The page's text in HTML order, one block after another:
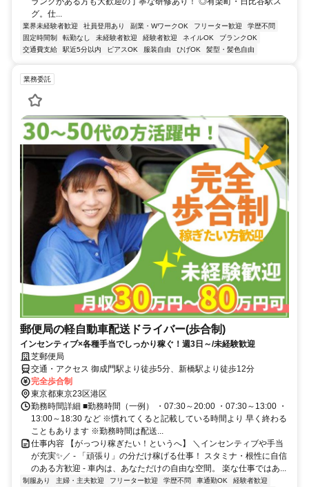
グ。仕...
業界未経験者歓迎 社員登用あり 副業・WワークOK フリーター歓迎
学歴不問
固定時間制
転勤なし 未経験者歓迎 経験者歓迎 ネイルOK
ブランクOK
交通費支給
駅近5分以内 ピアスOK 服装自由 ひげOK 髪型・髪色自由
業務委託
郵便局の軽自動車配送ドライバー(歩合制)
インセンティブ×各種手当でしっかり稼ぐ！週3日～/未経験歓迎
芝郵便局
交通・アクセス 御成門駅より徒歩5分、新橋駅より徒歩12分
完全歩合制
東京都東京23区港区
勤務時間詳細 ■勤務時間（一例） ・07:30～20:00 ・07:30～13:00 ・
13:00～18:30 など ※慣れてくると記載している時間より 早く終わる
こともあります ※勤務時間は配送...
仕事内容 【がっつり稼ぎたい！というへ】 ＼インセンティブや手当
が充実✨／ - 「頑張り」の分だけ稼げる仕事！ スタミナ・根性に自信
のある方歓迎 - 車内は、あなただけの自由な空間。 楽な仕事ではあ...
制服あり 主婦・主夫歓迎 フリーター歓迎 学歴不問 車通勤OK
経験者歓迎